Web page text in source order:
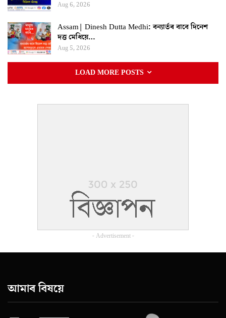
Aug 6, 2026
Assam| Dinesh Dutta Medhi: বন্যাৰ্তৰ বাবে দিনেশ
দত্ত মেধিয়ে…
Aug 5, 2026
LOAD MORE POSTS
- Advertisement -
আমাৰ বিষয়ে